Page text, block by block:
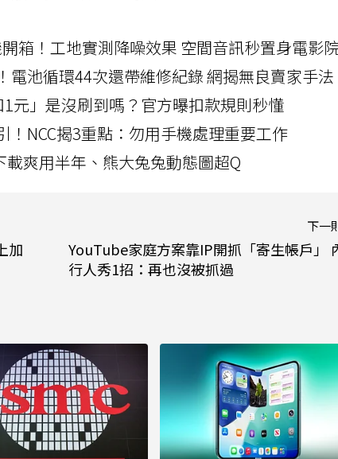
開箱！工地實測降噪效果 空間音訊秒置身電影
電池循環44次還帶維修紀錄 網揭無良賣家手法
元」是沒刷到嗎？官方曝扣款規則秒懂
NCC揭3重點：勿用手機處理重要工作
爽用半年、熊大兔兔動態圖超Q
加
下一
YouTube家庭方案靠IP開抓「寄生帳戶」
行人秀1招：再也沒被抓過